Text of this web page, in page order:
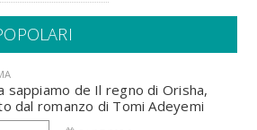
sappiamo de Il regno di Orisha,
dal romanzo di Tomi Adeyemi